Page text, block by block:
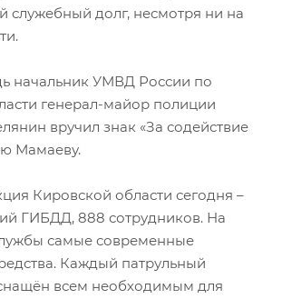
служебный долг, несмотря ни на
начальник УМВД России по
генерал-майор полиции
вручил знак «За содействие
Мамаеву.
Кировской области сегодня –
ГИБДД, 888 сотрудников. На
самые современные
Каждый патрульный
всем необходимым для